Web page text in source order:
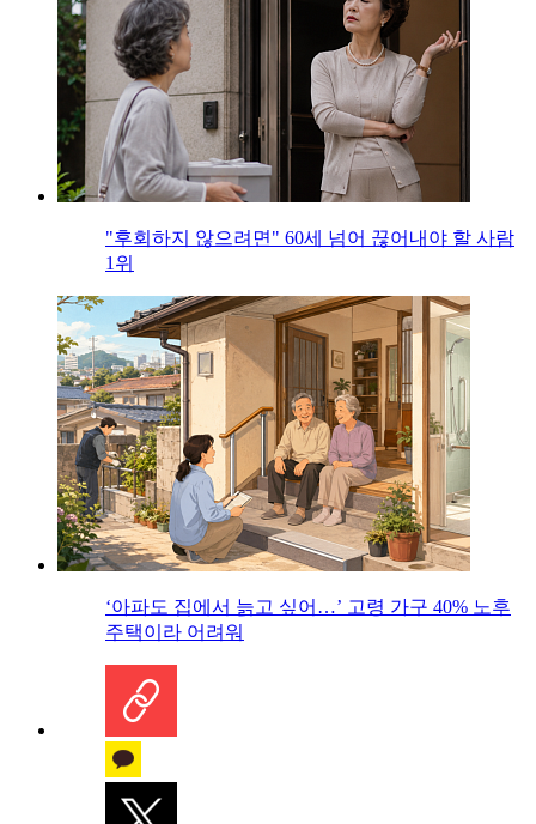
"후회하지 않으려면" 60세 넘어 끊어내야 할 사람
1위
‘아파도 집에서 늙고 싶어…’ 고령 가구 40% 노후
주택이라 어려워